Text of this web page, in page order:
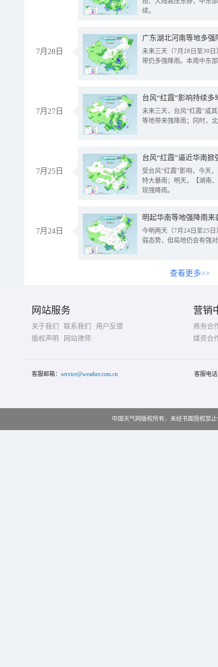
续。
7月28日
广东湖北河南等地多
未来三天（7月28日至30
带仍多强降雨。本周中东
7月27日
台风“红霞”影响持续
未来三天，台风“红霞”或
等地带来强降雨；同时，
7月25日
台风“红霞”逼近华南
受台风“红霞”影响，今天
特大暴雨；明天，【湖南
现强降雨。
7月24日
明起华南等地强降雨
今明两天（7月24日至25
弱态势，但局地仍会有强
查看更多>>
网站服务
关于我们 联系我们
用户反馈
版权声明
网站律师
营销
商务合
媒资合
客服邮箱： service@weather.com.cn 客服电
中国天气网版权所有，未经书面授权